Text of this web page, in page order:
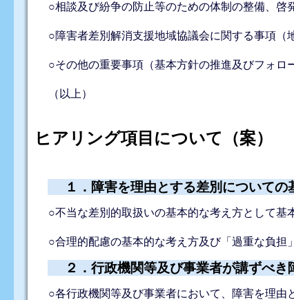
○相談及び紛争の防止等のための体制の整備、
○障害者差別解消支援地域協議会に関する事項（
○その他の重要事項（基本方針の推進及びフォ
（以上）
ヒアリング項目について（案）
１．障害を理由とする差別について
○不当な差別的取扱いの基本的な考え方として基
○合理的配慮の基本的な考え方及び「過重な負担
２．行政機関等及び事業者が講ずべ
○各行政機関等及び事業者において、障害を理